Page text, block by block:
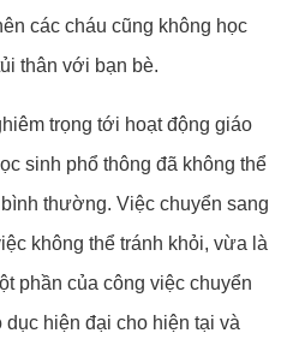
các cháu cũng không học
thân với bạn bè.
trọng tới hoạt động giáo
sinh phổ thông đã không thể
thường. Việc chuyển sang
không thể tránh khỏi, vừa là
phần của công việc chuyển
hiện đại cho hiện tại và